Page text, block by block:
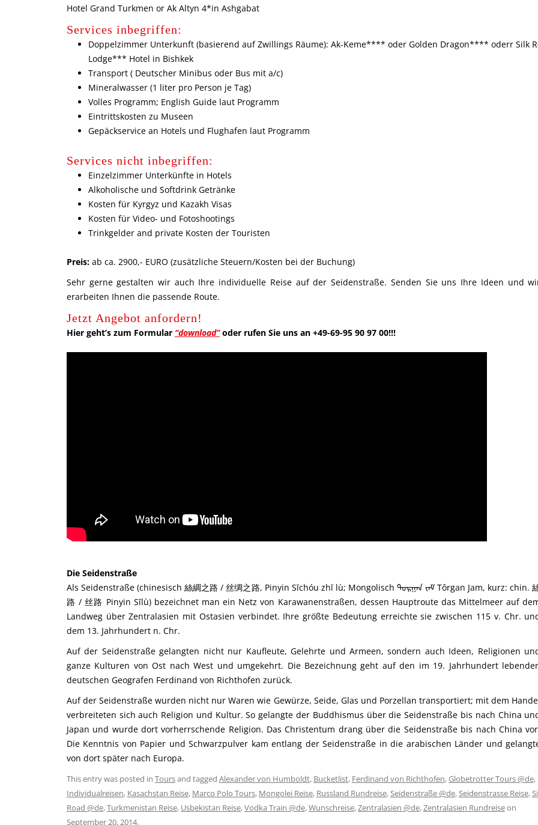
Hotel Grand Turkmen or Ak Altyn 4*in Ashgabat
Services inbegriffen:
Doppelzimmer Unterkunft (basierend auf Zwillings Räume): Ak-Keme**** oder Golden Dragon**** oderr Silk
Lodge*** Hotel in Bishkek
Transport ( Deutscher Minibus oder Bus mit a/c)
Mineralwasser (1 liter pro Person je Tag)
Volles Programm; English Guide laut Programm
Eintrittskosten zu Museen
Gepäckservice an Hotels und Flughafen laut Programm
Services nicht inbegriffen:
Einzelzimmer Unterkünfte in Hotels
Alkoholische und Softdrink Getränke
Kosten für Kyrgyz und Kazakh Visas
Kosten für Video- und Fotoshootings
Trinkgelder and private Kosten der Touristen
Preis:ab ca. 2900,- EURO (zusätzliche Steuern/Kosten bei der Buchung)
Sehr gerne gestalten wir auch Ihre individuelle Reise auf der Seidenstraße. Senden Sie uns Ihre Ideen und
erarbeiten Ihnen die passende Route.
Jetzt Angebot anfordern!
Hier geht’s zum Formular “download”oder rufen Sie uns an +49-69-95 90 97 00!!!
Die Seidenstraße
Als Seidenstraße (chinesisch 絲綢之路 / 丝绸之路, Pinyin Sīchóu zhī lù; Mongolisch ᠲᠣᠷᠭᠠᠨ ᠵᠠᠮ Tôrgan Jam, kurz: chin.
路 / 丝路 Pinyin Sīlù) bezeichnet man ein Netz von Karawanenstraßen, dessen Hauptroute das Mittelmeer auf
Landweg über Zentralasien mit Ostasien verbindet. Ihre größte Bedeutung erreichte sie zwischen 115 v. Chr.
dem 13. Jahrhundert n. Chr.
Auf der Seidenstraße gelangten nicht nur Kaufleute, Gelehrte und Armeen, sondern auch Ideen, Religionen
ganze Kulturen von Ost nach West und umgekehrt. Die Bezeichnung geht auf den im 19. Jahrhundert
deutschen Geografen Ferdinand von Richthofen zurück.
Auf der Seidenstraße wurden nicht nur Waren wie Gewürze, Seide, Glas und Porzellan transportiert; mit dem
verbreiteten sich auch Religion und Kultur. So gelangte der Buddhismus über die Seidenstraße bis nach China
Japan und wurde dort vorherrschende Religion. Das Christentum drang über die Seidenstraße bis nach China
Die Kenntnis von Papier und Schwarzpulver kam entlang der Seidenstraße in die arabischen Länder und
von dort später nach Europa.
This entry was posted in Toursand tagged Alexander von Humboldt, Bucketlist, Ferdinand von Richthofen,Globetrotter Tours @de,
Individualreisen, Kasachstan Reise, Marco Polo Tours, Mongolei Reise, Russland Rundreise,Seidenstraße @de,Seidenstrasse Reise,
Road @de,Turkmenistan Reise, Usbekistan Reise,Vodka Train @de,Wunschreise,Zentralasien @de,Zentralasien Rundreiseon
September 20, 2014.